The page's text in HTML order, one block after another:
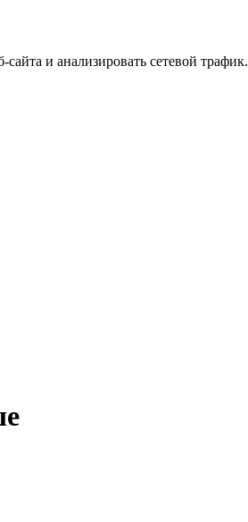
и анализировать сетевой трафик.